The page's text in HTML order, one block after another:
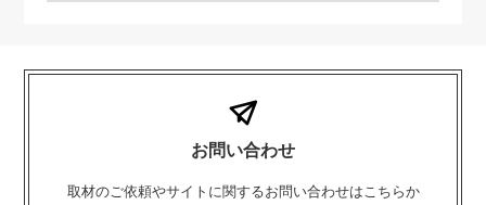
お問い合わせ
取材のご依頼やサイトに関するお問い合わせはこちらか